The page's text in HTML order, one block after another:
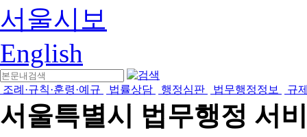
서울시보
English
조례·규칙·훈령·예규 법률상담 행정심판 법무행정정보 규
서울특별시 법무행정 서